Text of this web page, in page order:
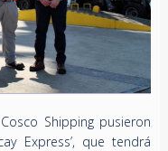
Shipping pusieron
Express’, que tendrá